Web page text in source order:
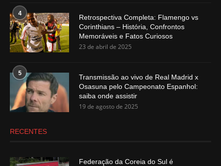
4
Retrospectiva Completa: Flamengo vs
Corinthians – História, Confrontos
Memoráveis e Fatos Curiosos
23 de abril de 2025
5
Transmissão ao vivo de Real Madrid x
Osasuna pelo Campeonato Espanhol:
saiba onde assistir
19 de agosto de 2025
RECENTES
Federação da Coreia do Sul é